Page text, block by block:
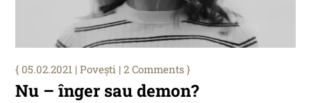
Nu – înger sau demon?
05.02.2021 |Povești | 2 Comments